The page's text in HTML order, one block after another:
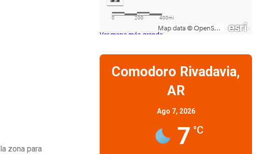
zona para
Ver mapa más grande
Comodoro Rivadavia,
AR
Ago 7, 2026
7 °C